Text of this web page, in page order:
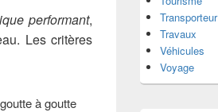
performant,
Les critères
à goutte
Transporteur
Travaux
Véhicules
Voyage